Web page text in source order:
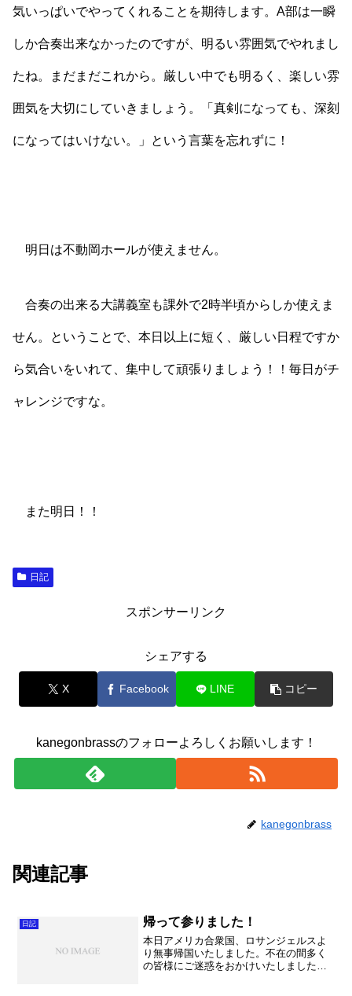
気いっぱいでやってくれることを期待します。A部は一瞬
しか合奏出来なかったのですが、明るい雰囲気でやれまし
たね。まだまだこれから。厳しい中でも明るく、楽しい雰
囲気を大切にしていきましょう。「真剣になっても、深刻
になってはいけない。」という言葉を忘れずに！
明日は不動岡ホールが使えません。
合奏の出来る大講義室も課外で2時半頃からしか使えま
せん。ということで、本日以上に短く、厳しい日程ですか
ら気合いをいれて、集中して頑張りましょう！！毎日がチ
ャレンジですな。
また明日！！
日記
スポンサーリンク
シェアする
X Facebook LINE コピー
kanegonbrassのフォローよろしくお願いします！
kanegonbrass
関連記事
日記 帰って参りました！
本日アメリカ合衆国、ロサンジェルスよ
り無事帰国いたしました。不在の間多く
の皆様にご迷惑をおかけいたしました。